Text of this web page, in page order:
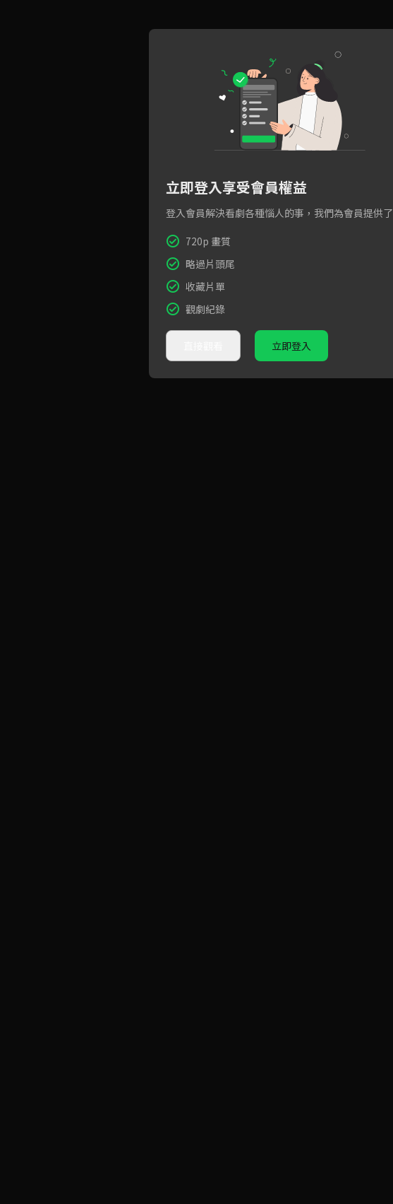
立即登入享受會員權益
登入會員解決看劇各種惱人的事，我們為會員提供了
720p 畫質
略過片頭尾
收藏片單
觀劇紀錄
立即登入